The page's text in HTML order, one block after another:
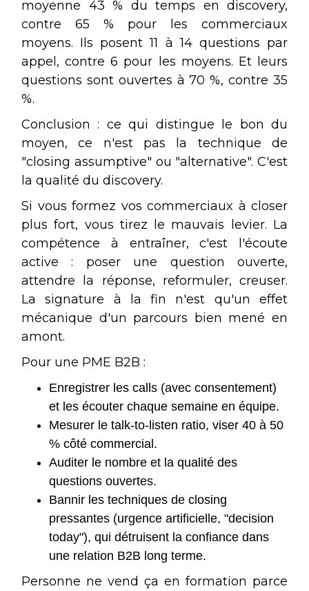
moyenne 43 % du temps en discovery,
contre 65 % pour les commerciaux
moyens. Ils posent 11 à 14 questions par
appel, contre 6 pour les moyens. Et leurs
questions sont ouvertes à 70 %, contre 35
%.
Conclusion : ce qui distingue le bon du
moyen, ce n'est pas la technique de
"closing assumptive" ou "alternative". C'est
la qualité du discovery.
Si vous formez vos commerciaux à closer
plus fort, vous tirez le mauvais levier. La
compétence à entraîner, c'est l'écoute
active : poser une question ouverte,
attendre la réponse, reformuler, creuser.
La signature à la fin n'est qu'un effet
mécanique d'un parcours bien mené en
amont.
Pour une PME B2B :
Enregistrer les calls (avec consentement)
et les écouter chaque semaine en équipe.
Mesurer le talk-to-listen ratio, viser 40 à 50
% côté commercial.
Auditer le nombre et la qualité des
questions ouvertes.
Bannir les techniques de closing
pressantes (urgence artificielle, "decision
today"), qui détruisent la confiance dans
une relation B2B long terme.
Personne ne vend ça en formation parce